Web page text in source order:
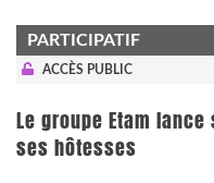
PARTICIPATIF
ACCÈS PUBLIC
Le groupe Etam
ses hôtesses